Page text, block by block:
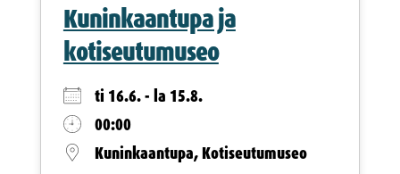
Kuninkaantupa ja
kotiseutumuseo
ti 16.6. - la 15.8.
00:00
Kuninkaantupa, Kotiseutumuseo